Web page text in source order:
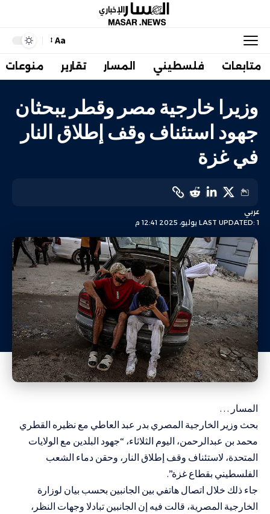
Aa
متابعات فلسطيني المسار تقارير منوعات
وزيرا خارجية مصر وقطر يبحثان
جهود استئناف وقف إطلاق النار
في غزة
LAST UPDATED: 1 يوليو، 2025 12:41 م
عربي
المسار …
بحث وزير الخارجية المصري بدر عبد العاطي مع نظيره القطري
محمد بن عبدالرحمن، اليوم الثلاثاء، “جهود البلدين مع الولايات
المتحدة، لاستئناف وقف إطلاق النار، وحقن دماء الشعب
الفلسطيني بقطاع غزة”.
جاء ذلك خلال اتصال هاتفي بين الجانبين بحسب بيان لوزارة
الخارجية المصرية، قالت فيه إن الجانبين تبادلا وجهات النظر،